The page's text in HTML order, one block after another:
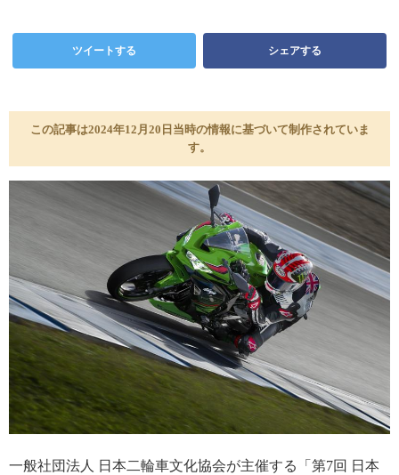
ツイートする シェアする
この記事は2024年12月20日当時の情報に基づいて制作されていま
す。
一般社団法人 日本二輪車文化協会が主催する「第7回 日本